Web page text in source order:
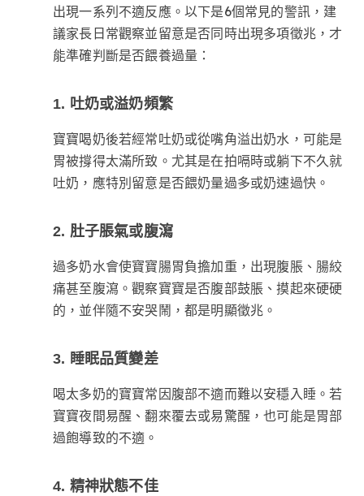
出現一系列不適反應。以下是6個常見的警訊，建
議家長日常觀察並留意是否同時出現多項徵兆，才
能準確判斷是否餵養過量：
1. 吐奶或溢奶頻繁
寶寶喝奶後若經常吐奶或從嘴角溢出奶水，可能是
胃被撐得太滿所致。尤其是在拍嗝時或躺下不久就
吐奶，應特別留意是否餵奶量過多或奶速過快。
2. 肚子脹氣或腹瀉
過多奶水會使寶寶腸胃負擔加重，出現腹脹、腸絞
痛甚至腹瀉。觀察寶寶是否腹部鼓脹、摸起來硬硬
的，並伴隨不安哭鬧，都是明顯徵兆。
3. 睡眠品質變差
喝太多奶的寶寶常因腹部不適而難以安穩入睡。若
寶寶夜間易醒、翻來覆去或易驚醒，也可能是胃部
過飽導致的不適。
4. 精神狀態不佳